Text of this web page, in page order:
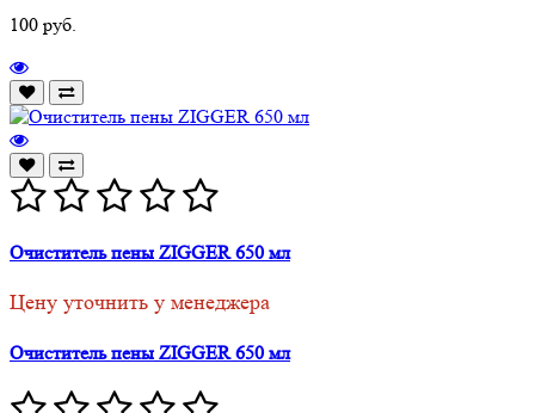
100 руб.
Очиститель пены ZIGGER 650 мл
Цену уточнить у менеджера
Очиститель пены ZIGGER 650 мл